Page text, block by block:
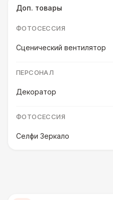
Доп. товары
ФОТОСЕССИЯ
Сценический вентилятор
ПЕРСОНАЛ
Декоратор
ФОТОСЕССИЯ
Селфи Зеркало